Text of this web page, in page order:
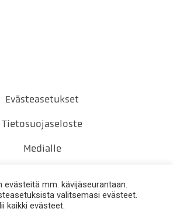
Evästeasetukset
Tietosuojaseloste
Medialle
evästeitä mm. kävijäseurantaan.
valitsemasi evästeet.
kaikki evästeet.